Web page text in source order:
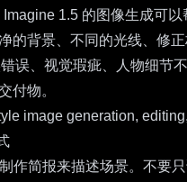
1.5 的图像生成可
背景、不同的光线、修正
误、视觉瑕疵、人物细
付物。
作简报来描述场景。不要